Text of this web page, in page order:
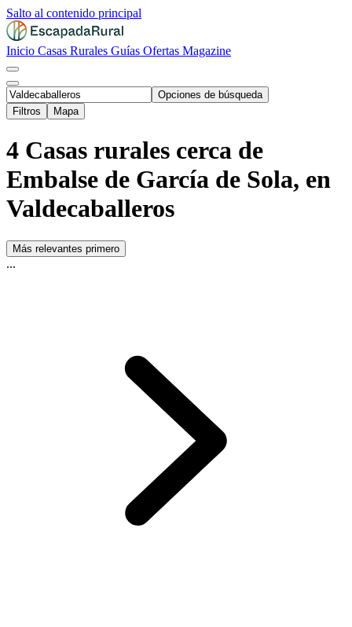
Salto al contenido principal
Inicio Casas Rurales Guías Ofertas Magazine
Opciones de búsqueda
Filtros
Mapa
4 Casas rurales cerca de
Embalse de García de Sola, en
Valdecaballeros
Más relevantes primero
...